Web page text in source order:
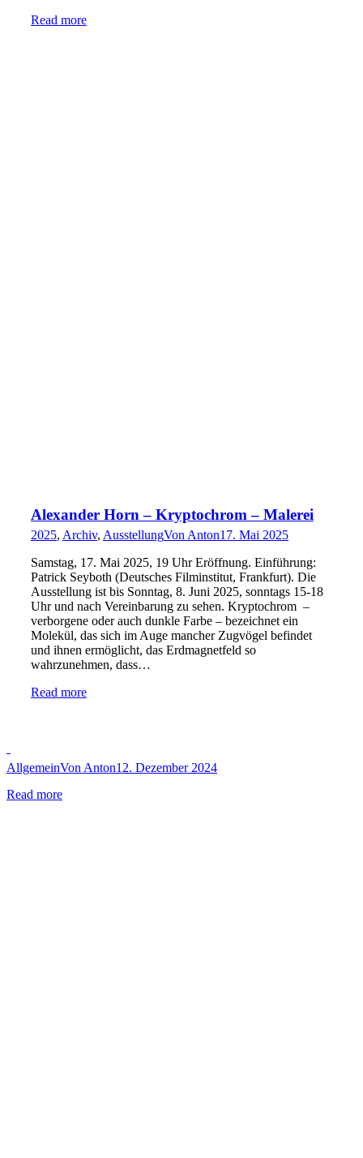
Read more
Alexander Horn – Kryptochrom – Malerei
2025, Archiv, AusstellungVon Anton17. Mai 2025
Samstag, 17. Mai 2025, 19 Uhr Eröffnung. Einführung:
Patrick Seyboth (Deutsches Filminstitut, Frankfurt). Die
Ausstellung ist bis Sonntag, 8. Juni 2025, sonntags 15-18
Uhr und nach Vereinbarung zu sehen. Kryptochrom –
verborgene oder auch dunkle Farbe – bezeichnet ein
Molekül, das sich im Auge mancher Zugvögel befindet
und ihnen ermöglicht, das Erdmagnetfeld so
wahrzunehmen, dass…
Read more
AllgemeinVon Anton12. Dezember 2024
Read more